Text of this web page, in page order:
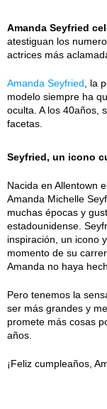
Amanda Seyfried
atestiguan los
actrices más
Amanda Seyfried , la
modelo siempre ha
oculta. A los 40años,
facetas.
Seyfried, un icono
Nacida en Allentown
Amanda Michelle
muchas épocas y
estadounidense.
inspiración, un icono
momento de su
Amanda no haya
Pero tenemos la
ser más grandes y
promete más cosas
años.
¡Feliz cumpleaños,